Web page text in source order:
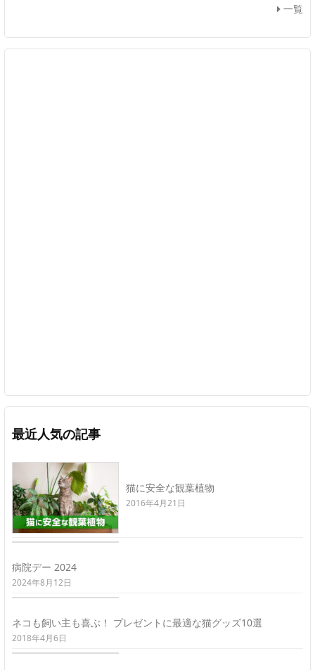
一覧
最近人気の記事
猫に安全な観葉植物
2016年4月21日
病院デー 2024
2024年8月12日
ネコも飼い主も喜ぶ！ プレゼントに最適な猫グッズ10選
2018年4月6日